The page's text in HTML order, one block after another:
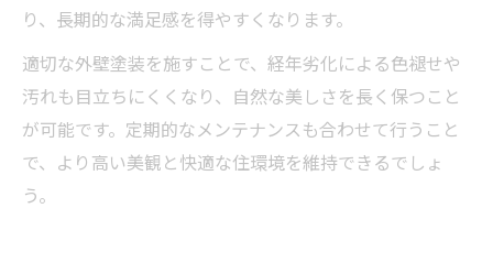
り、長期的な満足感を得やすくなります。
適切な外壁塗装を施すことで、経年劣化による色褪せや
汚れも目立ちにくくなり、自然な美しさを長く保つこと
が可能です。定期的なメンテナンスも合わせて行うこと
で、より高い美観と快適な住環境を維持できるでしょ
う。